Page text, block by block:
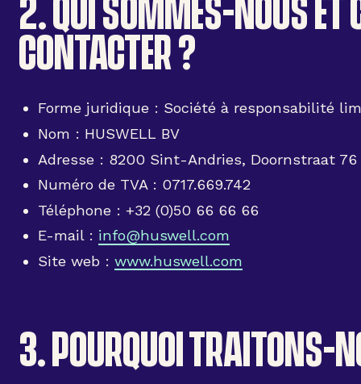
CONTACTER ?
Forme juridique : Société à responsabilité
Nom : HUSWELL BV
Adresse : 8200 Sint-Andries, Doornstraat 76
Numéro de TVA : 0717.669.742
Téléphone : +32 (0)50 66 66 66
E-mail : info@huswell.com
Site web : www.huswell.com
3. POURQUOI TRAITONS-